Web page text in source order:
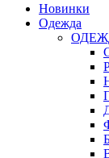
Новинки
Одежда